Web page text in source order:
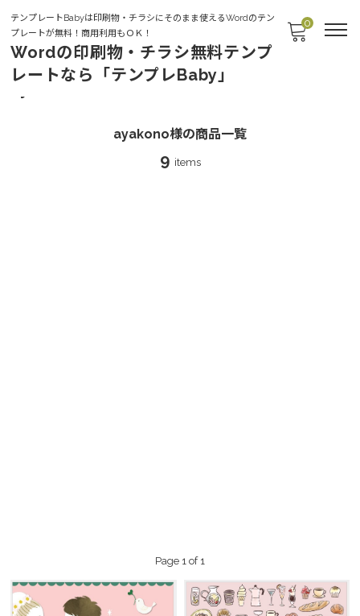
テンプレートBabyは印刷物・チラシにそのまま使えるWordのテン
プレートが無料！商用利用もＯＫ！
Wordの印刷物・チラシ無料テンプ
レートなら「テンプレBaby」
0
ayakono様の商品一覧
9 items
Page 1 of 1